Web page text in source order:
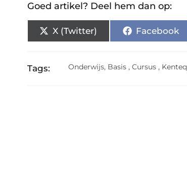
Goed artikel? Deel hem dan op:
X (Twitter) Facebook
Tags: Onderwijs, Basis ,Cursus , Kenteq